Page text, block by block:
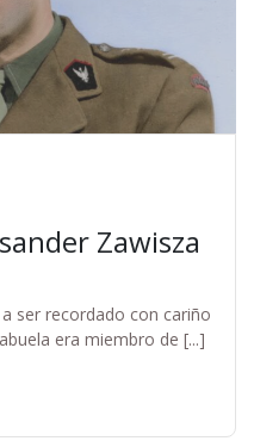
Zawisza
ser recordado con cariño
era miembro de [...]